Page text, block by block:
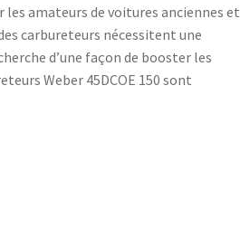
amateurs de voitures anciennes et
carbureteurs nécessitent une
d’une façon de booster les
Weber 45DCOE 150 sont